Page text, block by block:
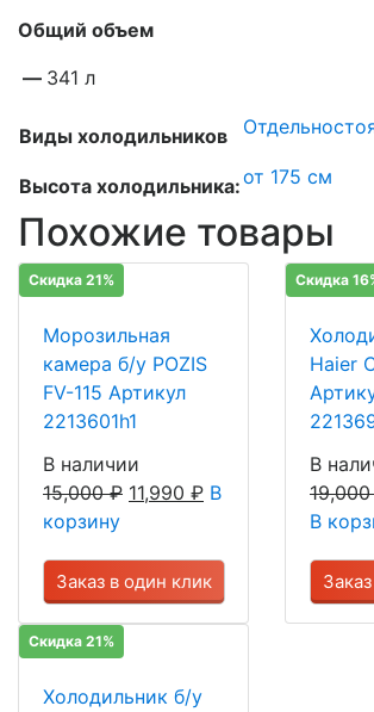
Общий объем
— 341 л
Виды холодильников
Высота холодильника:от 175 см
Похожие товары
Скидка 21%
Морозильная
камера б/у POZIS
FV-115 Артикул
2213601h1
В наличии
15,000₽ 11,990 ₽ В
корзину
Заказ в один клик
Скидка
Haier
В
В
Скидка 21%
Холодильник б/у